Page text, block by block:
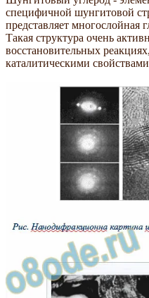
специфичной шунгитовой
представляет многослойная
Такая структура очень
восстановительных
каталитическими